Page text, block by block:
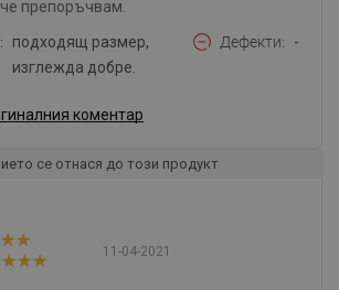
препоръчвам.
подходящ размер,
изглежда добре.
Дефекти -
коментар
се отнася до този продукт
11-04-2021